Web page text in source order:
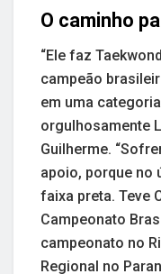
O caminho
“Ele faz
campeão
em uma
orgulhosamente
Guilherme.
apoio, porque no
faixa preta. Teve
Campeonato
campeonato no
Regional no